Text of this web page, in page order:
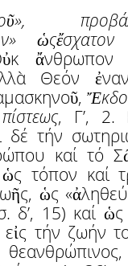
ῦ»,
ὡςἔ
ἄνθρωπον
Θεόν
Ἔ
, Γ’, 2.
δέ τήν
καί τό
τόπον καί
ὡς
δ’, 15) καί
εἰς τήν ζωήν